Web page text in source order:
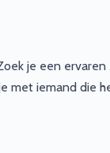
je een
met iemand die